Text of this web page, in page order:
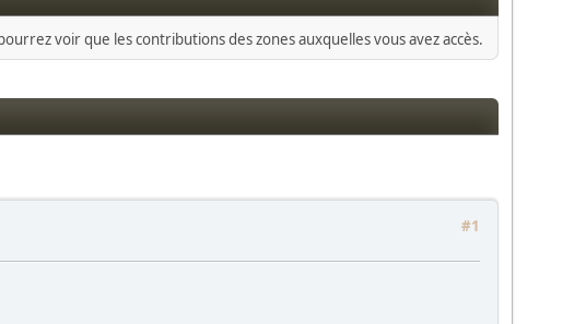
voir que les contributions des zones auxquelles vous avez accès.
#1